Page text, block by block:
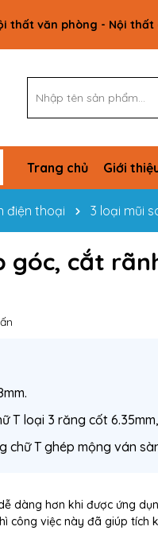
thất văn phòng - Nội thất
Trang chủ Giới
điện thoại 3 loại mũi
góc, cắt
T loại 3 răng cốt
chữ T ghép mộng ván
dàng hơn khi được ứng
công việc này đã giúp tích